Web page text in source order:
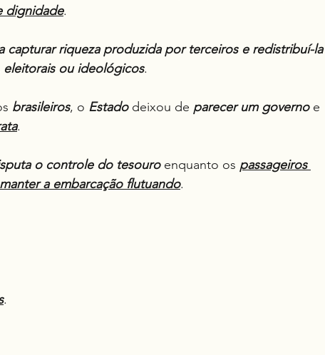
dignidade.
capturar riqueza produzida por terceiros e redistribuí-la
ou ideológicos.
brasileiros, o Estado deixou de parecer um governo e
.
o controle do tesouro enquanto os passageiros
a embarcação flutuando.
.